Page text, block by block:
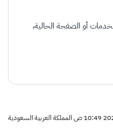
أو الصفحة الحالية،